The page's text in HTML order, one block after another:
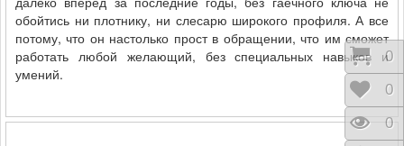
обойтись ни плотнику, ни слесарю широкого профиля. А все
потому, что он настолько прост в обращении, что им сможет
работать любой желающий, без специальных навыков и
умений.
0
0
0